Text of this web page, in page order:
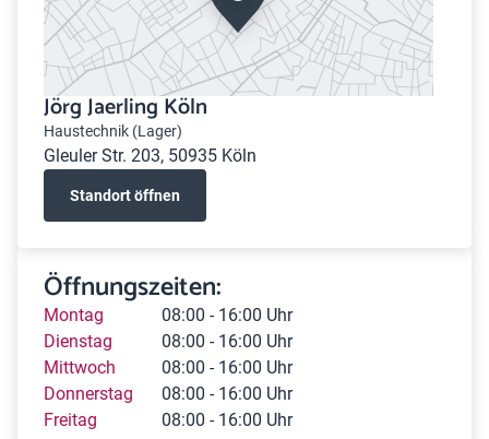
Jörg Jaerling Köln
Haustechnik (Lager)
Gleuler Str. 203, 50935 Köln
Standort öffnen
Öffnungszeiten:
Montag
08:00 - 16:00 Uhr
Dienstag
08:00 - 16:00 Uhr
Mittwoch
08:00 - 16:00 Uhr
Donnerstag
08:00 - 16:00 Uhr
Freitag
08:00 - 16:00 Uhr